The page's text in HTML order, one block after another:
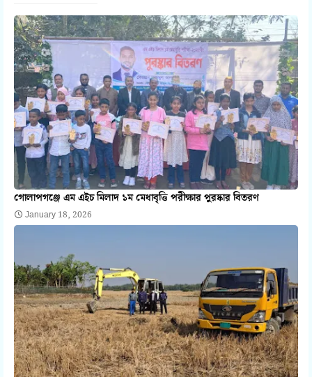
গোলাপগঞ্জে এম এইচ মিলাদ ১ম মেধাবৃত্তি পরীক্ষার পুরষ্কার বিতরণ
January 18, 2026